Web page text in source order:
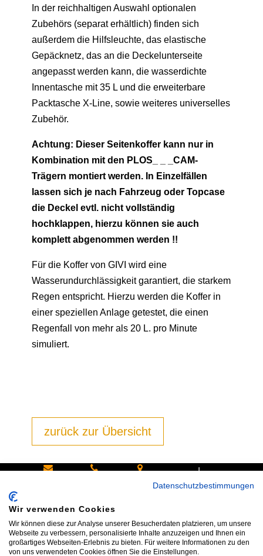
In der reichhaltigen Auswahl optionalen
Zubehörs (separat erhältlich) finden sich
außerdem die Hilfsleuchte, das elastische
Gepäcknetz, das an die Deckelunterseite
angepasst werden kann, die wasserdichte
Innentasche mit 35 L und die erweiterbare
Packtasche X-Line, sowie weiteres universelles
Zubehör.
Achtung: Dieser Seitenkoffer kann nur in
Kombination mit den PLOS_ _ _CAM-
Trägern montiert werden. In Einzelfällen
lassen sich je nach Fahrzeug oder Topcase
die Deckel evtl. nicht vollständig
hochklappen, hierzu können sie auch
komplett abgenommen werden !!
Für die Koffer von GIVI wird eine
Wasserundurchlässigkeit garantiert, die starkem
Regen entspricht. Hierzu werden die Koffer in
einer speziellen Anlage getestet, die einen
Regenfall von mehr als 20 L. pro Minute
simuliert.
zurück zur Übersicht
info@bike
shop24.n
et
an:
Tel.+49
172 40 59
85540
Haar bei
|
Datenschutzbestimmungen
Wir verwenden Cookies
Wir können diese zur Analyse unserer Besucherdaten platzieren, um unsere
Webseite zu verbessern, personalisierte Inhalte anzuzeigen und Ihnen ein
großartiges Webseiten-Erlebnis zu bieten. Für weitere Informationen zu den
von uns verwendeten Cookies öffnen Sie die Einstellungen.